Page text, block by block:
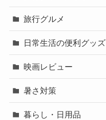
旅行グルメ
日常生活の便利グッズ
映画レビュー
暑さ対策
暮らし・日用品